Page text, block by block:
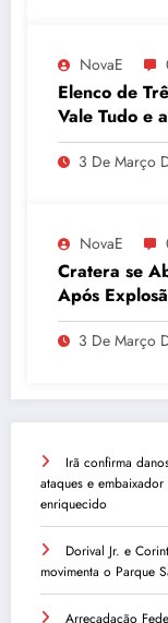
NovaE
Elenco de
Vale Tudo e
3 De Março
NovaE
Cratera se
Após
3 De Março
Irã confirma
ataques e
enriquecido
Dorival Jr. e
movimenta o Parque
Arrecadação